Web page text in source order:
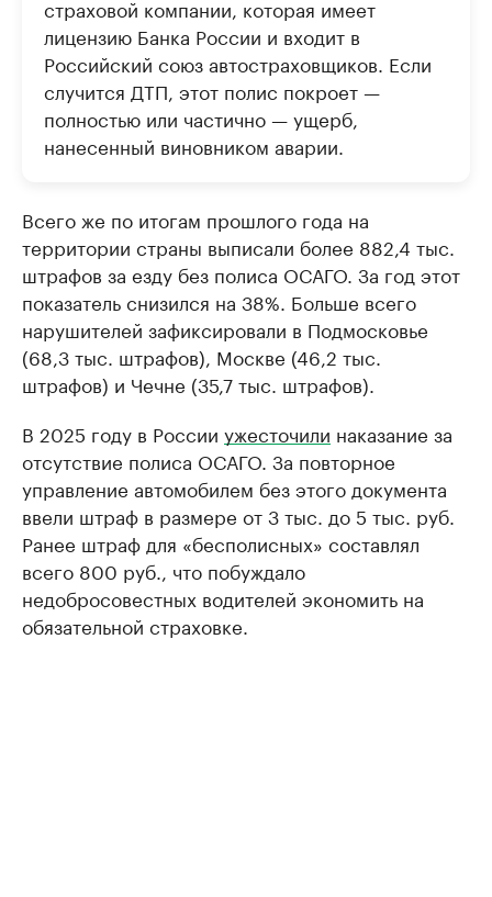
страховой компании, которая имеет
лицензию Банка России и входит в
Российский союз автостраховщиков. Если
случится ДТП, этот полис покроет —
полностью или частично — ущерб,
нанесенный виновником аварии.
Всего же по итогам прошлого года на
территории страны выписали более 882,4 тыс.
штрафов за езду без полиса ОСАГО. За год этот
показатель снизился на 38%. Больше всего
нарушителей зафиксировали в Подмосковье
(68,3 тыс. штрафов), Москве (46,2 тыс.
штрафов) и Чечне (35,7 тыс. штрафов).
В 2025 году в России ужесточили наказание за
отсутствие полиса ОСАГО. За повторное
управление автомобилем без этого документа
ввели штраф в размере от 3 тыс. до 5 тыс. руб.
Ранее штраф для «бесполисных» составлял
всего 800 руб., что побуждало
недобросовестных водителей экономить на
обязательной страховке.